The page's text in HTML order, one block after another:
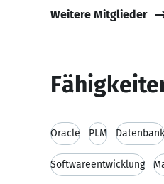
Weitere Mitglieder
Oracle PLM Datenbank
Softwareentwicklung